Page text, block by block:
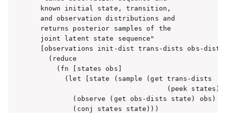
  known initial state, transition,
  and observation distributions and
  returns posterior samples of the
  joint latent state sequence"
[observations init-dist trans-dists obs-
    (reduce
      (fn [states obs]
        (let [state (sample (get trans-dists
(peek
          (observe (get obs-dists state) obs)
          (conj states state)))